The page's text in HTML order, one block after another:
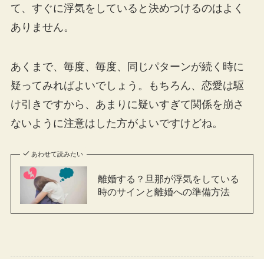
て、すぐに浮気をしていると決めつけるのはよく
ありません。
あくまで、毎度、毎度、同じパターンが続く時に
疑ってみればよいでしょう。もちろん、恋愛は駆
け引きですから、あまりに疑いすぎて関係を崩さ
ないように注意はした方がよいですけどね。
あわせて読みたい
離婚する？旦那が浮気をしている
時のサインと離婚への準備方法